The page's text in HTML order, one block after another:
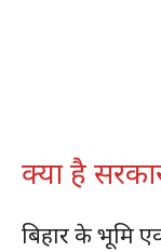
क्या है
बिहार के भूमि